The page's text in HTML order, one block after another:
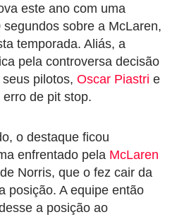
este ano com uma
sobre a McLaren,
temporada. Aliás, a
pela controversa decisão
pilotos, Oscar Piastri e
de pit stop.
o destaque ficou
enfrentado pela McLaren
Norris, que o fez cair da
posição. A equipe então
a posição ao